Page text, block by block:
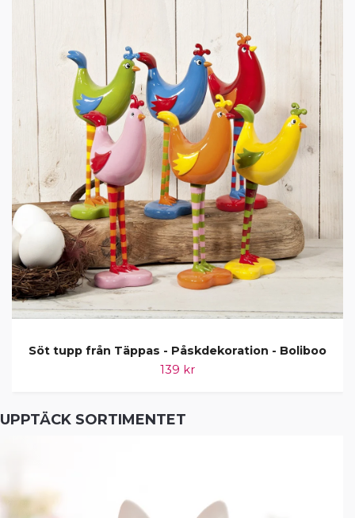
UPPTÄCK SORTIMENTET
Söt tupp från Täppas - Påskdekoration - Boliboo
139 kr